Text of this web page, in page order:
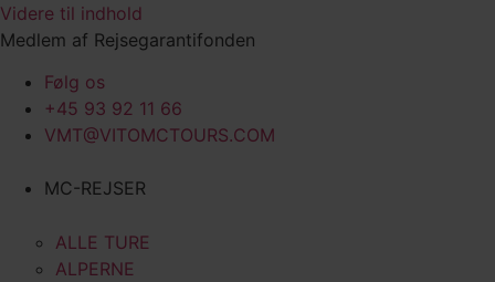
Videre til indhold
Medlem af Rejsegarantifonden
Følg os
+45 93 92 11 66
VMT@VITOMCTOURS.COM
MC-REJSER
ALLE TURE
ALPERNE